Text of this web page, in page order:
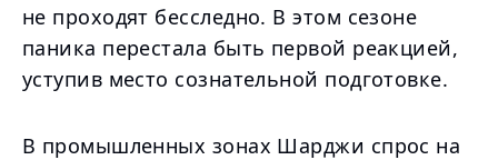
не проходят бесследно. В этом сезоне
паника перестала быть первой реакцией,
уступив место сознательной подготовке.
В промышленных зонах Шарджи спрос на